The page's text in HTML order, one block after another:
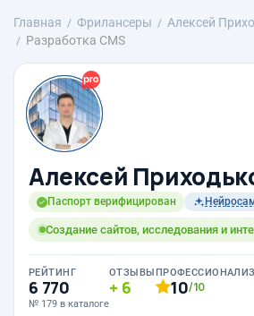
Главная Фрилансеры Алексей
Разработка CMS
Алексей
Паспорт верифицирован
Создание сайтов, исследования и
РЕЙТИНГ
6 770
№ 179 в каталоге
ОТЗЫВЫ
6 10/10